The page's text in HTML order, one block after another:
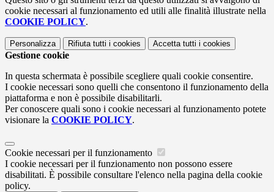
cookie necessari al funzionamento ed utili alle finalità illustrate nella
COOKIE POLICY.
Personalizza Rifiuta tutti i cookies Accetta tutti i cookies
Gestione cookie
In questa schermata è possibile scegliere quali cookie consentire.
I cookie necessari sono quelli che consentono il funzionamento della
piattaforma e non è possibile disabilitarli.
Per conoscere quali sono i cookie necessari al funzionamento potete
visionare la COOKIE POLICY.
Cookie necessari per il funzionamento
I cookie necessari per il funzionamento non possono essere
disabilitati. È possibile consultare l'elenco nella pagina della cookie
policy.